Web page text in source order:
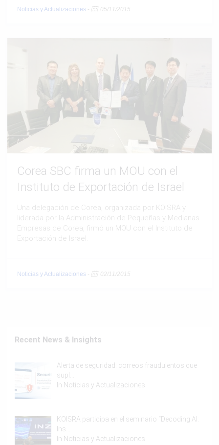
Noticias y Actualizaciones - 05/11/2015
Corea SBC firma un MOU con el
Instituto de Exportación de Israel
Una delegación de Corea, organizada por KOISRA y
liderada por la Administración de Pequeñas y Medianas
Empresas de Corea, firmó un MOU con el Instituto de
Exportación de Israel.
Noticias y Actualizaciones - 02/11/2015
Recent News & Insights
Alerta de seguridad: correos fraudulentos que
supl…
In Noticias y Actualizaciones
KOISRA participa en el seminario “Decoding AI:
Ins…
In Noticias y Actualizaciones